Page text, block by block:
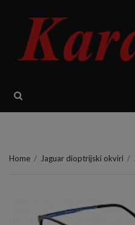
Home / Jaguar dioptrijski okviri /